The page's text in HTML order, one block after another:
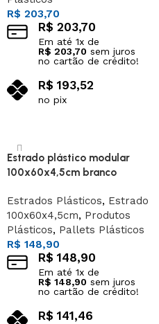
R$ 203,70
R$ 203,70
Em até 1x de
R$ 203,70 sem juros
no cartão de crédito!
R$ 193,52
no pix
Estrado plástico modular
100x60x4,5cm branco
Estrados Plásticos, Estrado
100x60x4,5cm, Produtos
Plásticos, Pallets Plásticos
R$ 148,90
R$ 148,90
Em até 1x de
R$ 148,90 sem juros
no cartão de crédito!
R$ 141,46